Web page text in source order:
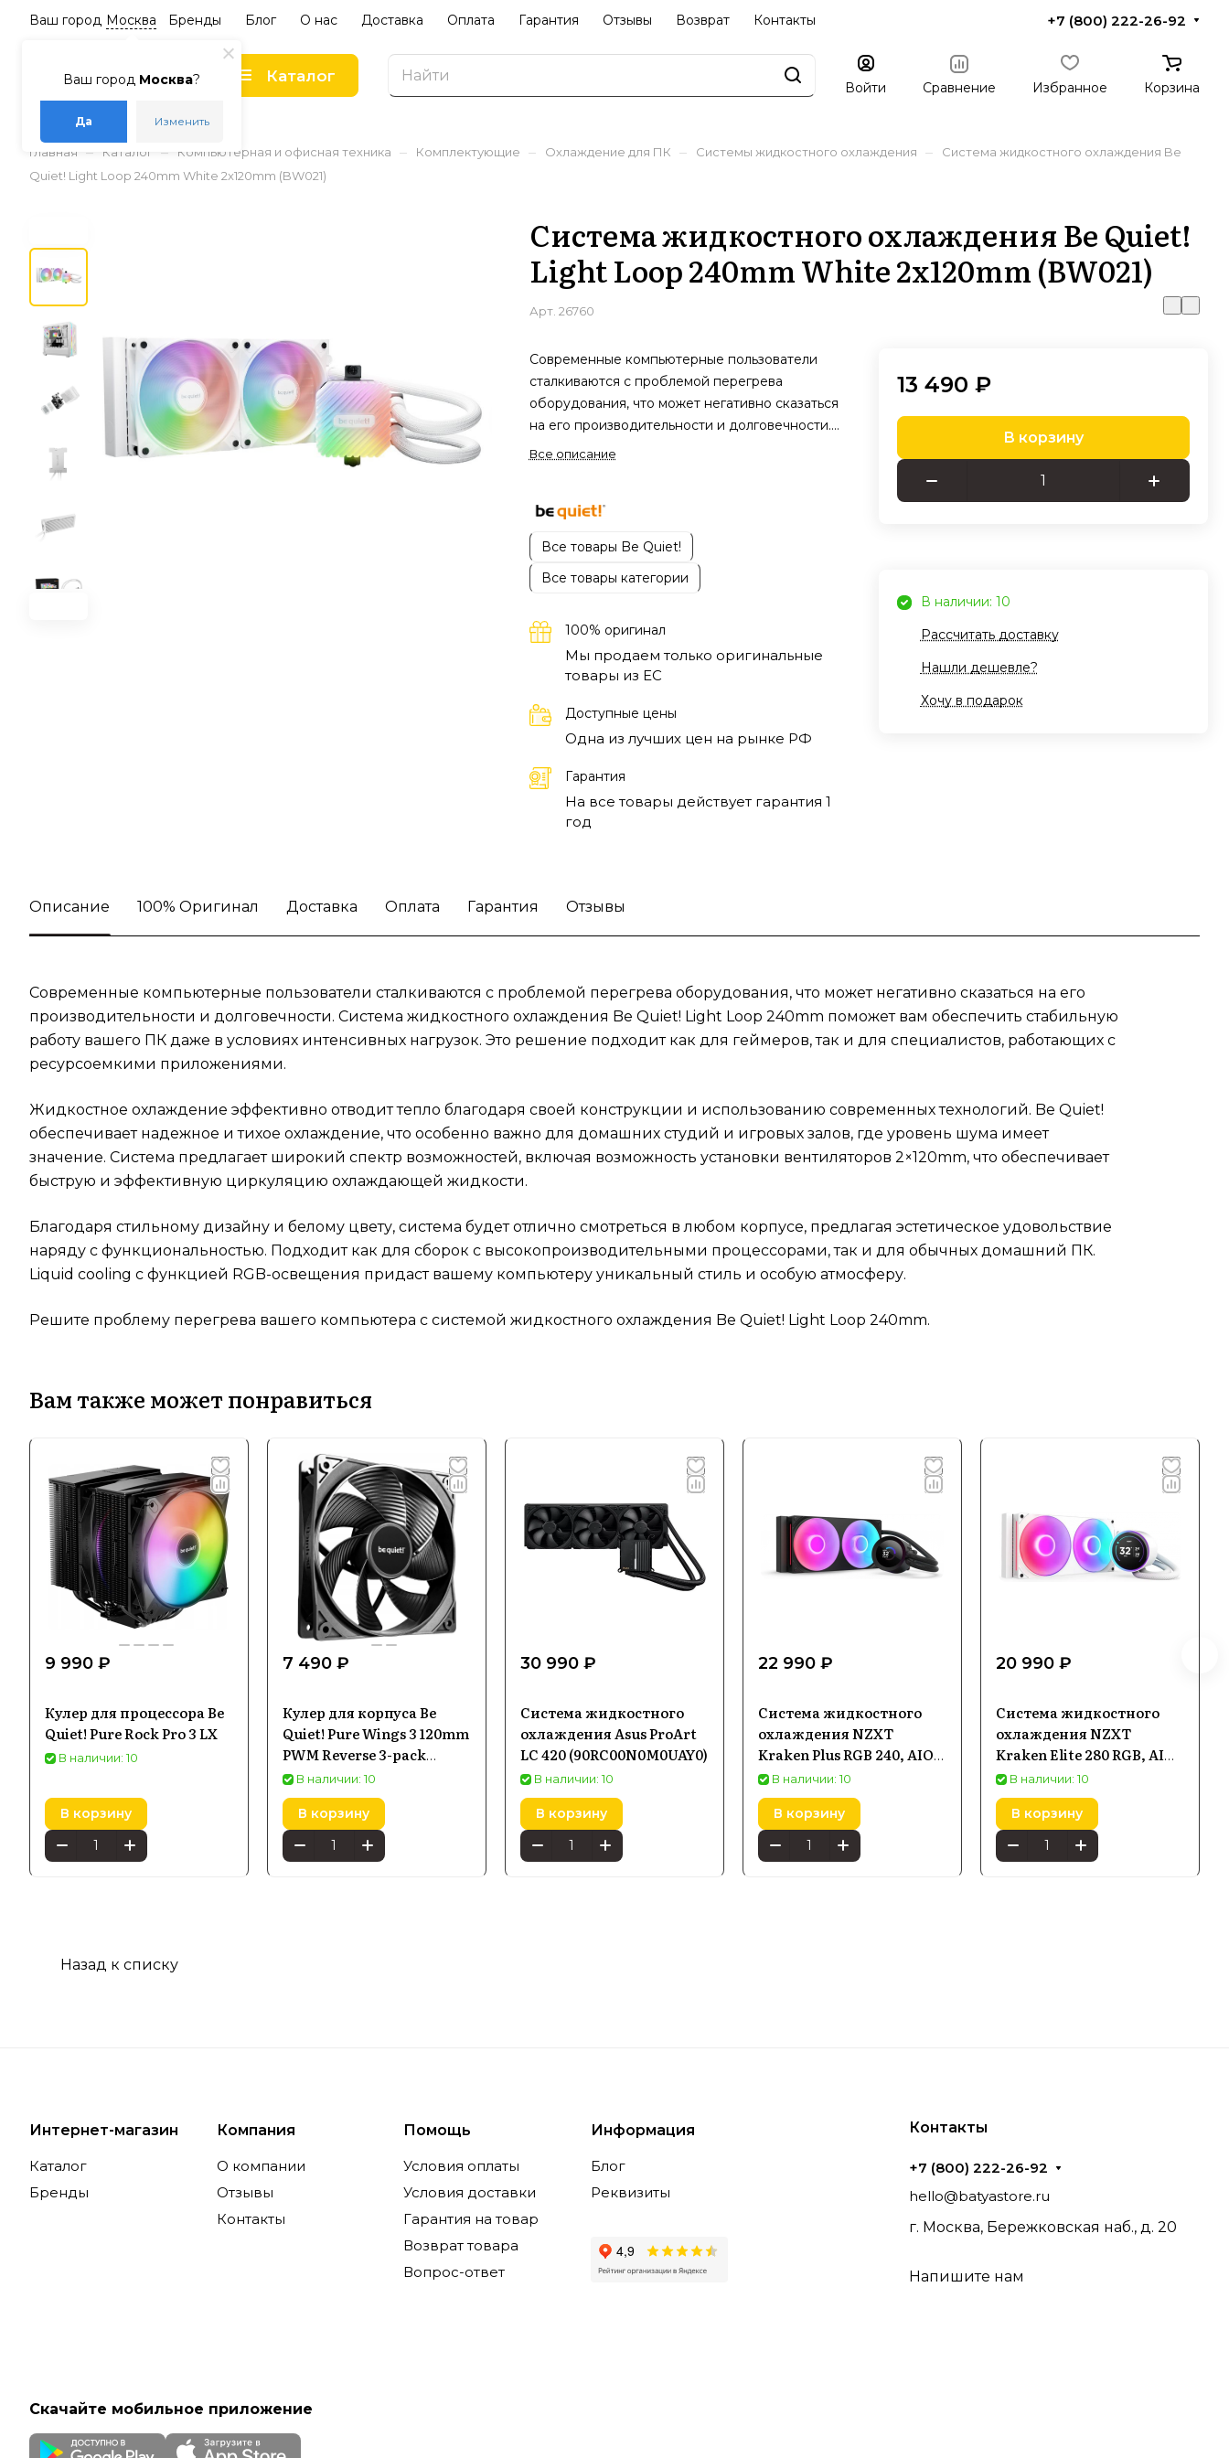
Ваш город Москва?
Да Изменить
Ваш город Москва Бренды Блог О нас Доставка Оплата Гарантия Отзывы Возврат Контакты +7 (800) 222-26-92
Каталог
Войти Сравнение Избранное Корзина
Главная – Каталог – Компьютерная и офисная техника – Комплектующие – Охлаждение для ПК – Системы жидкостного охлаждения –
Система жидкостного охлаждения Be
Quiet! Light Loop 240mm White 2x120mm (BW021)
Система жидкостного охлаждения Be Quiet!
Light Loop 240mm White 2x120mm (BW021)
Арт. 26760
Современные компьютерные пользователи
сталкиваются с проблемой перегрева
оборудования, что может негативно сказаться
на его производительности и долговечности.
Система жидкостного охлаждения Be Quiet!
интенсивных нагрузок. Это решение подходит
как для геймеров, так и для специалистов,
работающих с ресурсоемкими
приложениями.Жидкостное охлаждение
конструкции и использованию современных
технологий. Be Quiet! обеспечивает надежное
и тихое охлаждение, что особенно важно для
домашних студий и игровых залов, где уровень
шума имеет значение. Система предлагает
широкий спектр возможностей, включая
2×120mm, что обеспечивает быструю и
эффективную циркуляцию охлаждающей
жидкости.
функциональностью. Подходит как для сборок
компьютеру уникальный стиль и особую
атмосферу.Решите проблему перегрева
вашего компьютера с системой жидкостного
Все описание
Все товары Be Quiet!
Все товары категории
100% оригинал
Мы продаем только оригинальные
товары из EC
Доступные цены
Одна из лучших цен на рынке РФ
Гарантия
На все товары действует гарантия 1
год
13 490 ₽
В корзину
В наличии: 10
Рассчитать доставку
Нашли дешевле?
Хочу в подарок
Описание 100% Оригинал Доставка Оплата Гарантия Отзывы
Современные компьютерные пользователи сталкиваются с проблемой перегрева оборудования, что может негативно сказаться на его
производительности и долговечности. Система жидкостного охлаждения Be Quiet! Light Loop 240mm поможет вам обеспечить стабильную
работу вашего ПК даже в условиях интенсивных нагрузок. Это решение подходит как для геймеров, так и для специалистов, работающих с
ресурсоемкими приложениями.
Жидкостное охлаждение эффективно отводит тепло благодаря своей конструкции и использованию современных технологий. Be Quiet!
обеспечивает надежное и тихое охлаждение, что особенно важно для домашних студий и игровых залов, где уровень шума имеет
значение. Система предлагает широкий спектр возможностей, включая возможность установки вентиляторов 2×120mm, что обеспечивает
быструю и эффективную циркуляцию охлаждающей жидкости.
Благодаря стильному дизайну и белому цвету, система будет отлично смотреться в любом корпусе, предлагая эстетическое удовольствие
наряду с функциональностью. Подходит как для сборок с высокопроизводительными процессорами, так и для обычных домашний ПК.
Liquid cooling с функцией RGB-освещения придаст вашему компьютеру уникальный стиль и особую атмосферу.
Решите проблему перегрева вашего компьютера с системой жидкостного охлаждения Be Quiet! Light Loop 240mm.
Вам также может понравиться
9 990 ₽
Кулер для процессора Be
Quiet! Pure Rock Pro 3 LX
В наличии: 10
В корзину
7 490 ₽
Кулер для корпуса Be
Quiet! Pure Wings 3 120mm
PWM Reverse 3-pack
черный
В наличии: 10
В корзину
30 990 ₽
Система жидкостного
охлаждения Asus ProArt
LC 420 (90RC00N0M0UAY0)
В наличии: 10
В корзину
22 990 ₽
Система жидкостного
охлаждения NZXT
Kraken Plus RGB 240, AIO
240 мм, чёрная
В наличии: 10
В корзину
20 990 ₽
Система жидкостного
охлаждения NZXT
Kraken Elite 280 RGB, AIO
280 мм, LCD 2,72", белая
В наличии: 10
В корзину
Назад к списку
Интернет-магазин
Каталог
Бренды
Компания
О компании
Отзывы
Контакты
Помощь
Условия оплаты
Условия доставки
Гарантия на товар
Возврат товара
Вопрос-ответ
Информация
Блог
Реквизиты
Контакты
+7 (800) 222-26-92
hello@batyastore.ru
г. Москва, Бережковская наб., д. 20
Напишите нам
Скачайте мобильное приложение